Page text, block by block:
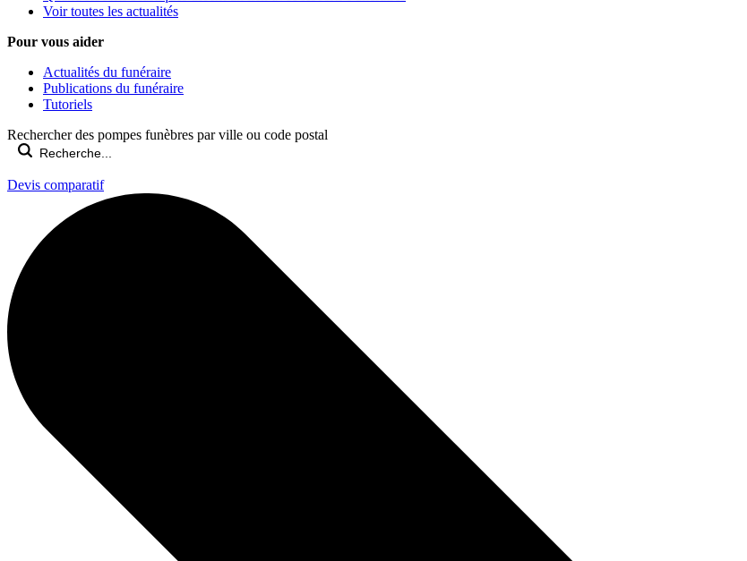
Voir toutes les actualités
Pour vous aider
Actualités du funéraire
Publications du funéraire
Tutoriels
Rechercher des pompes funèbres par ville ou code postal
Devis comparatif